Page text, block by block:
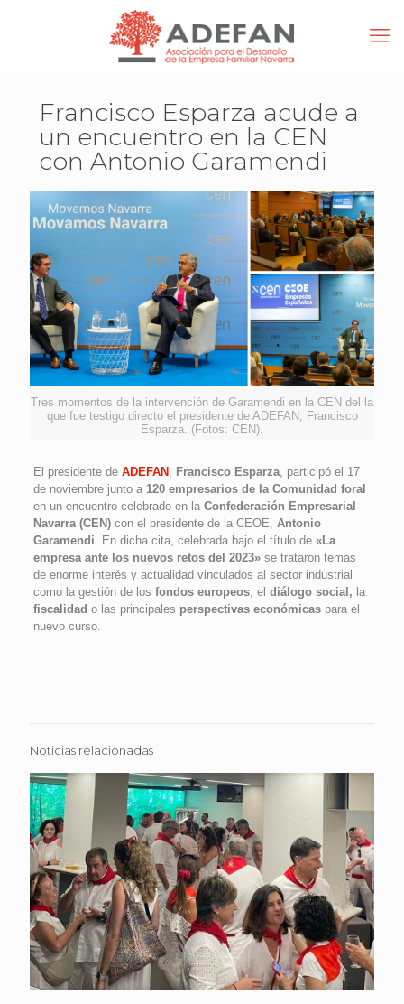
Francisco Esparza acude a
un encuentro en la CEN
con Antonio Garamendi
Tres momentos de la intervención de Garamendi en la CEN del la
que fue testigo directo el presidente de ADEFAN, Francisco
Esparza. (Fotos: CEN).
El presidente de ADEFAN , Francisco Esparza, participó el 17
de noviembre junto a 120 empresarios de la Comunidad foral
en un encuentro celebrado en la Confederación Empresarial
Navarra (CEN)con el presidente de la CEOE, Antonio
Garamendi. En dicha cita, celebrada bajo el título de «La
empresa ante los nuevos retos del 2023»se trataron temas
de enorme interés y actualidad vinculados al sector industrial
como la gestión de los fondos europeos, el diálogo social, la
fiscalidad o las principales perspectivas económicaspara el
nuevo curso.
Noticias relacionadas